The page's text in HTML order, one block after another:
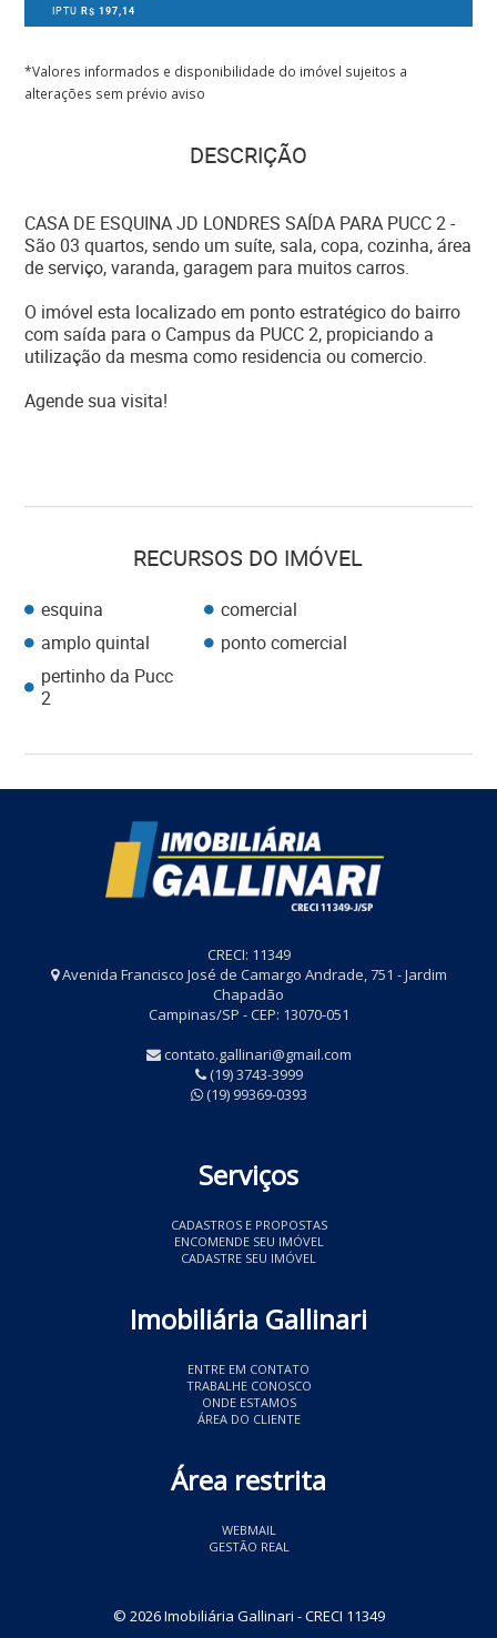
IPTUR$ 197,14
*Valores informados e disponibilidade do imóvel sujeitos a
alterações sem prévio aviso
DESCRIÇÃO
CASA DE ESQUINA JD LONDRES SAÍDA PARA PUCC 2 -
São 03 quartos, sendo um suíte, sala, copa, cozinha, área
de serviço, varanda, garagem para muitos carros.
O imóvel esta localizado em ponto estratégico do bairro
com saída para o Campus da PUCC 2, propiciando a
utilização da mesma como residencia ou comercio.
Agende sua visita!
RECURSOS DO IMÓVEL
esquina
comercial
amplo quintal
ponto comercial
pertinho da Pucc
2
CRECI: 11349
Avenida Francisco José de Camargo Andrade, 751 - Jardim
Chapadão
Campinas/SP - CEP: 13070-051
contato.gallinari@gmail.com
(19) 3743-3999
(19) 99369-0393
Serviços
CADASTROS E PROPOSTAS
ENCOMENDE SEU IMÓVEL
CADASTRE SEU IMÓVEL
Imobiliária Gallinari
ENTRE EM CONTATO
TRABALHE CONOSCO
ONDE ESTAMOS
ÁREA DO CLIENTE
Área restrita
WEBMAIL
GESTÃO REAL
© 2026 Imobiliária Gallinari - CRECI 11349